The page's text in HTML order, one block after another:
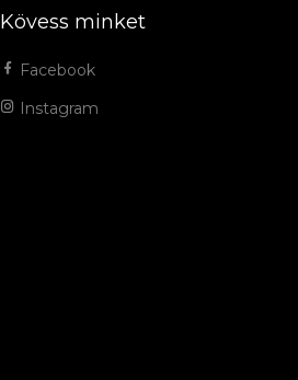
Kövess minket
Facebook
Instagram